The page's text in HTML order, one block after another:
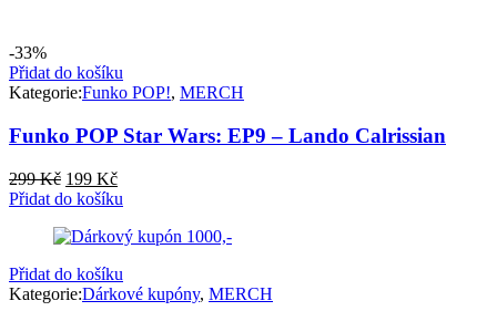
-33%
Přidat do košíku
Kategorie:Funko POP!, MERCH
Funko POP Star Wars: EP9 – Lando Calrissian
299Kč Původní
cena
299 Kč.
199 KčAktuální
cena
199 Kč.
Přidat do košíku
Přidat do košíku
Kategorie:Dárkové kupóny, MERCH